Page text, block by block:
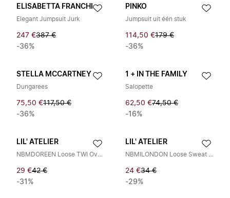
ELISABETTA FRANCHI
Elegant Jumpsuit Jurk
247 €387 €
-36%
PINKO
Jumpsuit uit één stuk
114,50 €179 €
-36%
STELLA MCCARTNEY
Dungarees
75,50 €117,50 €
-36%
1 + IN THE FAMILY
Salopette
62,50 €74,50 €
-16%
LIL' ATELIER
NBMDOREEN Loose TWI Overall 9977 DH LIL
29 €42 €
-31%
LIL' ATELIER
NBMILONDON Loose Sweat Overall
24 €34 €
-29%